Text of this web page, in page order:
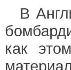
В
как